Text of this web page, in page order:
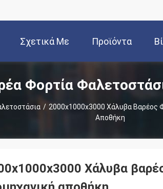
Σχετικά Με
Εμάς
Προϊόντα
Φορτία
/ 2000x1000x3000 Χάλυβα Βαρέος
Αποθήκη
Χάλυβα